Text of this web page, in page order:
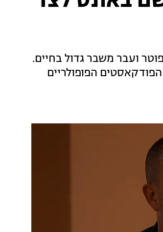
ועבר משבר גדול בחיים.
הפופולריים